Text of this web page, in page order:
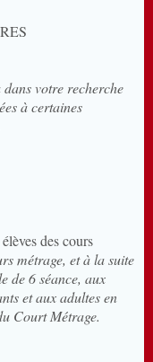
votre recherche
à certaines
des cours
métrage, et à la suite
de 6 séance, aux
et aux adultes en
Court Métrage.